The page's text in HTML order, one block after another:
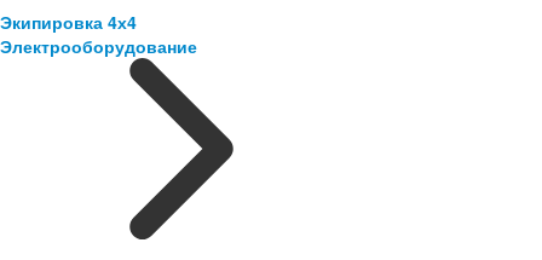
Экипировка 4х4
Электрооборудование